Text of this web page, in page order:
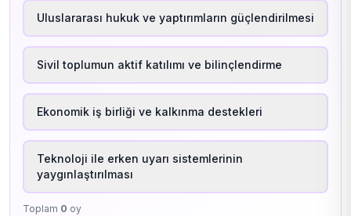
Uluslararası hukuk ve yaptırımların güçlendirilmesi
Sivil toplumun aktif katılımı ve bilinçlendirme
Ekonomik iş birliği ve kalkınma destekleri
Teknoloji ile erken uyarı sistemlerinin
yaygınlaştırılması
Toplam 0 oy